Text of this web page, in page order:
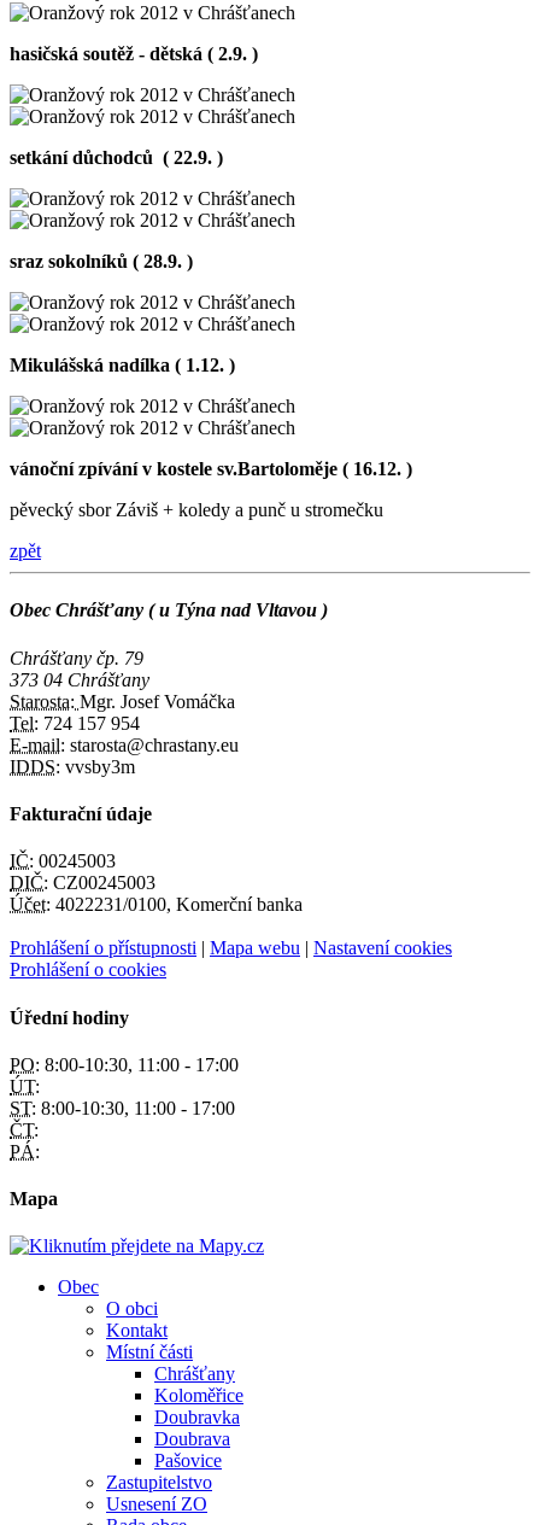
hasičská soutěž - dětská ( 2.9. )
setkání důchodců ( 22.9. )
sraz sokolníků ( 28.9. )
Mikulášská nadílka ( 1.12. )
vánoční zpívání v kostele sv.Bartoloměje ( 16.12. )
pěvecký sbor Záviš + koledy a punč u stromečku
zpět
Obec Chrášťany ( u Týna nad Vltavou )
Chrášťany čp. 79
373 04 Chrášťany
Starosta: Mgr. Josef Vomáčka
Tel: 724 157 954
E-mail: starosta@chrastany.eu
IDDS: vvsby3m
Fakturační údaje
IČ: 00245003
DIČ: CZ00245003
Účet: 4022231/0100, Komerční banka
Prohlášení o přístupnosti | Mapa webu | Nastavení cookies
Prohlášení o cookies
Úřední hodiny
PO: 8:00-10:30, 11:00 - 17:00
ÚT:
ST: 8:00-10:30, 11:00 - 17:00
ČT:
PÁ:
Mapa
Obec
O obci
Kontakt
Místní části
Chrášťany
Koloměřice
Doubravka
Doubrava
Pašovice
Zastupitelstvo
Usnesení ZO